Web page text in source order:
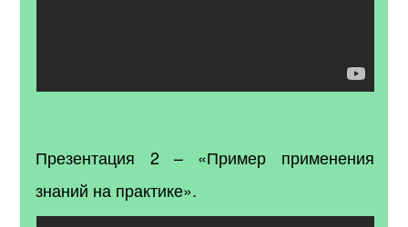
Презентация 2 – «Пример применения
знаний на практике».